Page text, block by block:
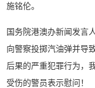
施铭伦。
国务院港澳办新闻发言
向警察投掷汽油弹并导
后果的严重犯罪行为，
受伤的警员表示慰问！